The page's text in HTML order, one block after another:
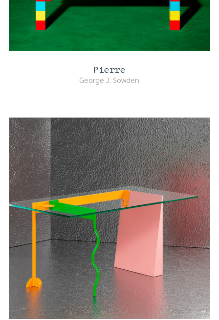
Pierre
George J. Sowden